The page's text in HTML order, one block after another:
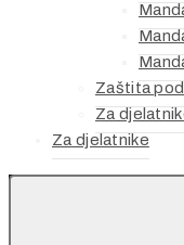
Zaštita
Za
Za djelatnike